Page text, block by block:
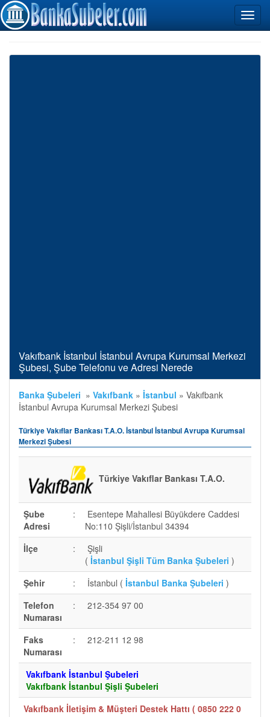
Vakıfbank İstanbul İstanbul Avrupa Kurumsal Merkezi
Şubesi, Şube Telefonu ve Adresi Nerede
Banka Şubeleri » Vakıfbank » İstanbul » Vakıfbank
İstanbul Avrupa Kurumsal Merkezi Şubesi
Türkiye Vakıflar Bankası T.A.O. İstanbul İstanbul Avrupa Kurumsal
Merkezi Şubesi
Türkiye Vakıflar Bankası T.A.O.
Şube
Adresi
:
Esentepe Mahallesi Büyükdere Caddesi
No:110 Şişli/İstanbul 34394
İlçe
:
Şişli
( İstanbul Şişli Tüm Banka Şubeleri )
Şehir
: İstanbul ( İstanbul Banka Şubeleri )
Telefon
Numarası
: 212-354 97 00
Faks
Numarası
: 212-211 12 98
Vakıfbank İstanbul Şubeleri
Vakıfbank İstanbul Şişli Şubeleri
Vakıfbank İletişim & Müşteri Destek Hattı ( 0850 222 0